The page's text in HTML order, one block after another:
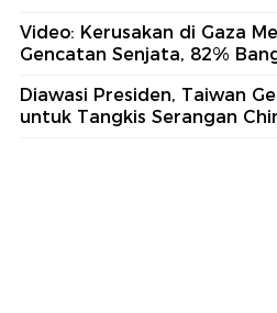
Video: Kerusakan di Gaza
Gencatan Senjata, 82%
Diawasi Presiden, Taiwan
untuk Tangkis Serangan